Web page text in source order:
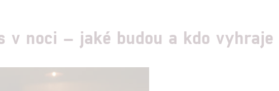
v noci – jaké budou a kdo vyhraje